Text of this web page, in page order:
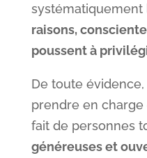
systématiquement
raisons,
poussent à
De toute
prendre en
fait de personnes
généreuses et